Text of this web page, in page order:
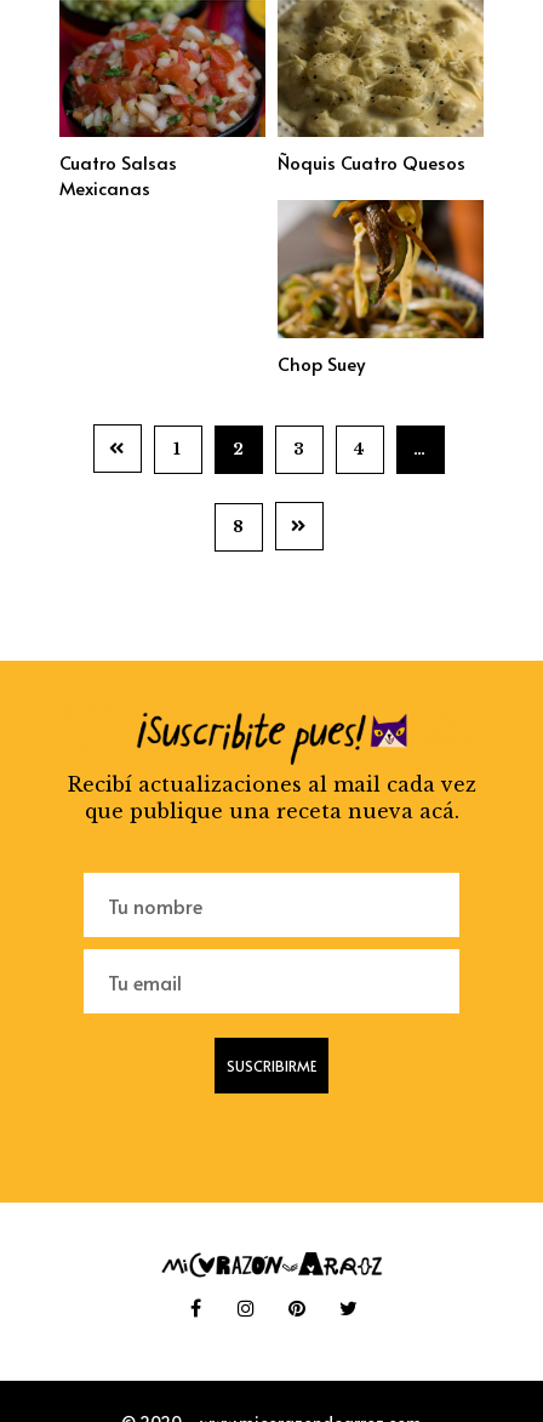
Cuatro Salsas
Mexicanas
Ñoquis Cuatro Quesos
Chop Suey
1 2 3 4 …
8
Recibí actualizaciones al mail cada vez
que publique una receta nueva acá.